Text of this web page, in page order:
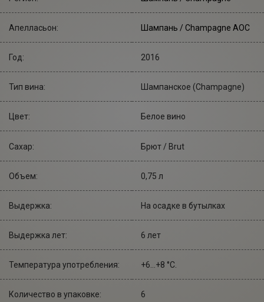
Апелласьон: Шампань / Champagne AOC
Год: 2016
Тип вина: Шампанское (Champagne)
Цвет: Белое вино
Сахар: Брют / Brut
Объем: 0,75 л
Выдержка: На осадке в бутылках
Выдержка лет: 6 лет
Температура употребления: +6...+8 °С.
Количество в упаковке: 6